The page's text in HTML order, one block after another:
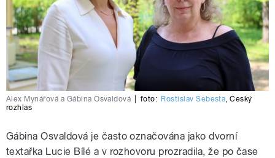
Alex Mynářová a Gábina Osvaldová foto: Rostislav Šebesta ,Český
rozhlas
Gábina Osvaldová je často označována jako dvorní
textařka Lucie Bílé a v rozhovoru prozradila, že po čase